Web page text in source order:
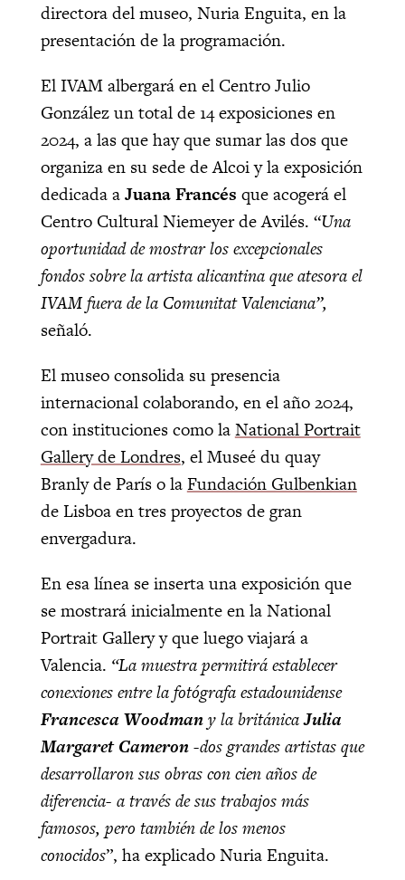
directora del museo, Nuria Enguita, en la
presentación de la programación.
El IVAM albergará en el Centro Julio
González un total de 14 exposiciones en
2024, a las que hay que sumar las dos que
organiza en su sede de Alcoi y la exposición
dedicada aJuana Francés que acogerá el
Centro Cultural Niemeyer de Avilés. “Una
oportunidad de mostrar los excepcionales
fondos sobre la artista alicantina que atesora el
IVAM fuera de la Comunitat Valenciana”,
señaló.
El museo consolida su presencia
internacional colaborando, en el año 2024,
con instituciones como laNational Portrait
Gallery de Londres, el Museé du quay
Branly de París o laFundación Gulbenkian
de Lisboa en tres proyectos de gran
envergadura.
En esa línea se inserta una exposición que
se mostrará inicialmente en la National
Portrait Gallery y que luego viajará a
Valencia. “La muestra permitirá establecer
conexiones entre la fotógrafa estadounidense
Francesca Woodmany la británicaJulia
Margaret Cameron-dos grandes artistas que
desarrollaron sus obras con cien años de
diferencia- a través de sus trabajos más
famosos, pero también de los menos
conocidos”, ha explicado Nuria Enguita.